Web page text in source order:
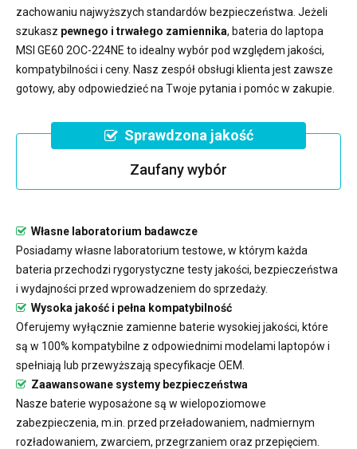
zachowaniu najwyższych standardów bezpieczeństwa. Jeżeli
szukasz pewnego i trwałego zamiennika, bateria do laptopa
MSI GE60 2OC-224NE to idealny wybór pod względem jakości,
kompatybilności i ceny. Nasz zespół obsługi klienta jest zawsze
gotowy, aby odpowiedzieć na Twoje pytania i pomóc w zakupie.
Sprawdzona jakość
Zaufany wybór
Własne laboratorium badawcze
Posiadamy własne laboratorium testowe, w którym każda
bateria przechodzi rygorystyczne testy jakości, bezpieczeństwa
i wydajności przed wprowadzeniem do sprzedaży.
Wysoka jakość i pełna kompatybilność
Oferujemy wyłącznie zamienne baterie wysokiej jakości, które
są w 100% kompatybilne z odpowiednimi modelami laptopów i
spełniają lub przewyższają specyfikacje OEM.
Zaawansowane systemy bezpieczeństwa
Nasze baterie wyposażone są w wielopoziomowe
zabezpieczenia, m.in. przed przeładowaniem, nadmiernym
rozładowaniem, zwarciem, przegrzaniem oraz przepięciem.